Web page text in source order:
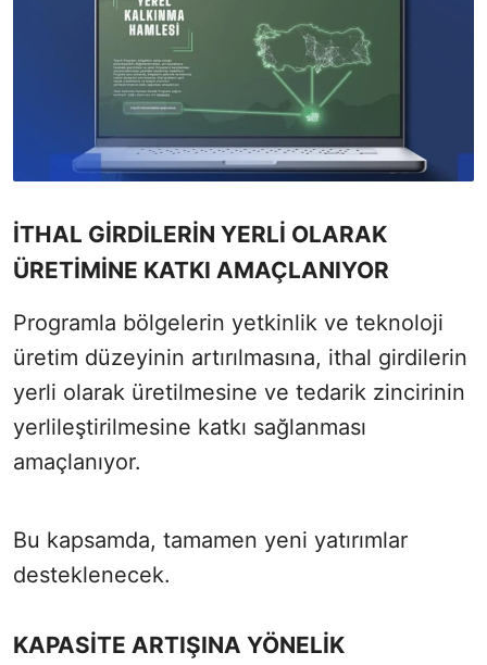
İTHAL GİRDİLERİN YERLİ OLARAK
ÜRETİMİNE KATKI AMAÇLANIYOR
Programla bölgelerin yetkinlik ve teknoloji
üretim düzeyinin artırılmasına, ithal girdilerin
yerli olarak üretilmesine ve tedarik zincirinin
yerlileştirilmesine katkı sağlanması
amaçlanıyor.
Bu kapsamda, tamamen yeni yatırımlar
desteklenecek.
KAPASİTE ARTIŞINA YÖNELİK